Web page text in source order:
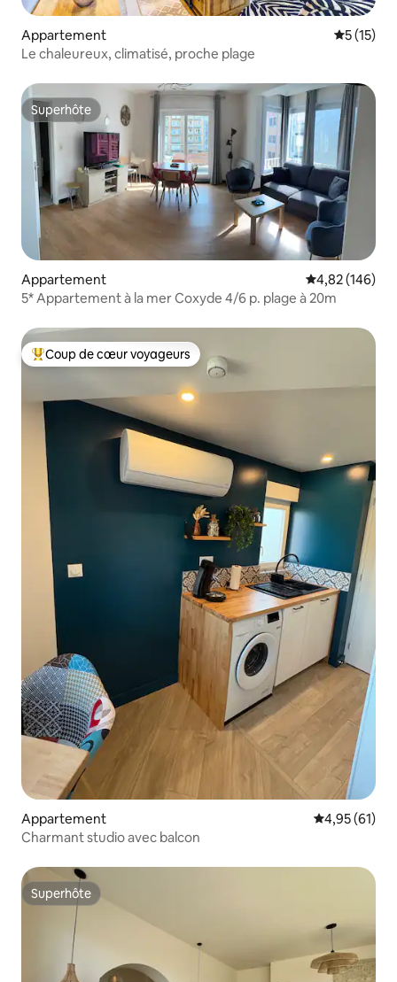
Appartement
5 (15)
Le chaleureux, climatisé, proche plage
Superhôte
Superhôte
Appartement Évaluation
4,82 (146)
5* Appartement à la mer Coxyde 4/6 p. plage à 20m
Coups de cœur voyageurs les plus appréciés
Coup de cœur voyageurs
Appartement Évaluation
4,95 (61)
Charmant studio avec balcon
Superhôte
Superhôte